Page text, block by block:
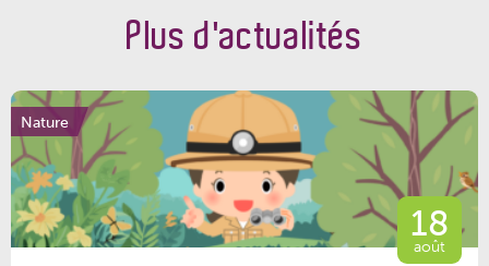
Plus d'actualités
Nature
18
août